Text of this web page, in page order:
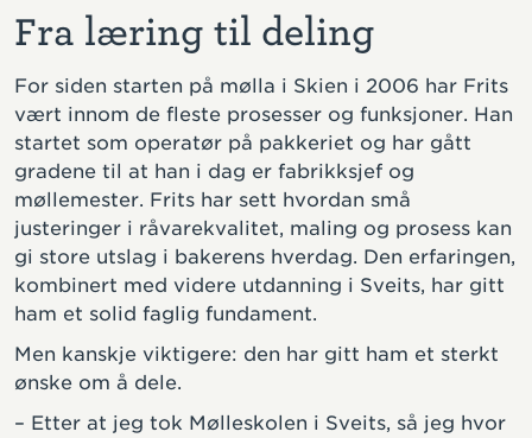
Fra læring til deling
For siden starten på mølla i Skien i 2006 har Frits
vært innom de fleste prosesser og funksjoner. Han
startet som operatør på pakkeriet og har gått
gradene til at han i dag er fabrikksjef og
møllemester. Frits har sett hvordan små
justeringer i råvarekvalitet, maling og prosess kan
gi store utslag i bakerens hverdag. Den erfaringen,
kombinert med videre utdanning i Sveits, har gitt
ham et solid faglig fundament.
Men kanskje viktigere: den har gitt ham et sterkt
ønske om å dele.
– Etter at jeg tok Mølleskolen i Sveits, så jeg hvor